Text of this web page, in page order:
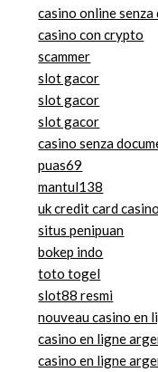
casino online senza
casino con crypto
scammer
slot gacor
slot gacor
slot gacor
casino senza
puas69
mantul138
uk credit card
situs penipuan
bokep indo
toto togel
slot88 resmi
nouveau casino en
casino en ligne
casino en ligne